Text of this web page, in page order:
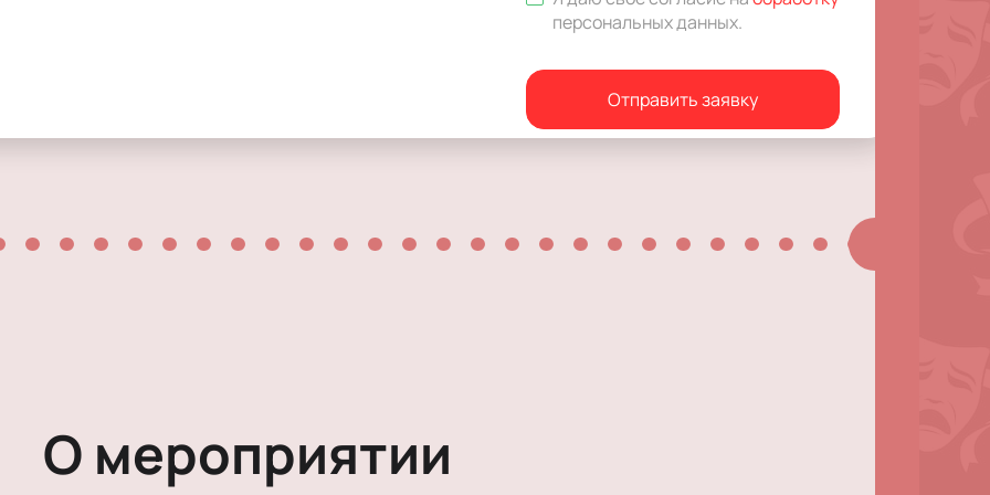
персональных данных.
Отправить заявку
О мероприятии